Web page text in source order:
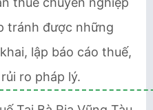
tránh được những
lập báo cáo thuế,
ro pháp lý.